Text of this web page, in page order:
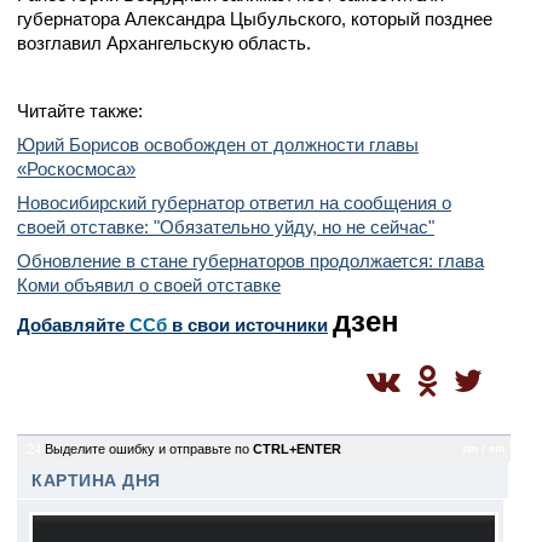
губернатора Александра Цыбульского, который позднее
возглавил Архангельскую область.
Читайте также:
Юрий Борисов освобожден от должности главы
«Роскосмоса»
Новосибирский губернатор ответил на сообщения о
своей отставке: "Обязательно уйду, но не сейчас"
Обновление в стане губернаторов продолжается: глава
Коми объявил о своей отставке
Добавляйте CСб в свои источники дзен
Выделите ошибку и отправьте по CTRL+ENTER
КАРТИНА ДНЯ